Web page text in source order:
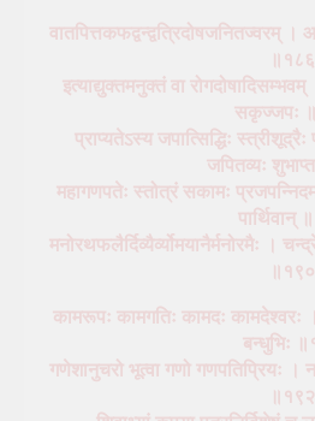
वातपित्तकफद्वन्द्वत्रिदोषजनितज्वरम्
इत्याद्युक्तमनुक्तं वा
सकृज्जपः
प्राप्यतेऽस्य जपात्सिद्धिः
जपितव्यः
महागणपतेः स्तोत्रं सकामः
पार्थिवान्
मनोरथफलैर्दिव्यैर्व्योमयानैर्मनोरमैः ।
कामरूपः कामगतिः कामदः कामदेश्वरः
बन्धुभिः
गणेशानुचरो भूत्वा गणो गणपतिप्रियः ।